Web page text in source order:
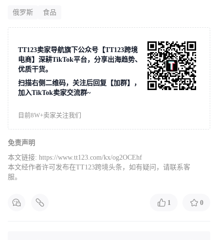
俄罗斯 食品
TT123卖家导航旗下公众号【TT123跨境
电商】深耕TikTok平台，分享出海趋势、
优质干货。
扫描右侧二维码，关注后回复【加群】，
加入TikTok卖家交流群~
目前8W+卖家关注我们
免责声明
本文链接: https://www.tt123.com/kx/og2OCEhf
本文经作者许可发布在TT123跨境头条，如有疑问，请联系客
服。
1 0